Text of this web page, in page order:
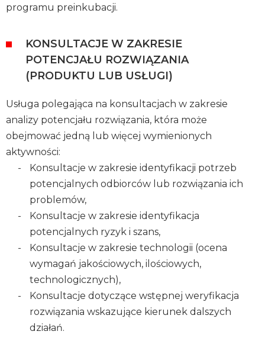
programu preinkubacji.
KONSULTACJE W ZAKRESIE
POTENCJAŁU ROZWIĄZANIA
(PRODUKTU LUB USŁUGI)
Usługa polegająca na konsultacjach w zakresie
analizy potencjału rozwiązania, która może
obejmować jedną lub więcej wymienionych
aktywności:
Konsultacje w zakresie identyfikacji potrzeb
potencjalnych odbiorców lub rozwiązania ich
problemów,
Konsultacje w zakresie identyfikacja
potencjalnych ryzyk i szans,
Konsultacje w zakresie technologii (ocena
wymagań jakościowych, ilościowych,
technologicznych),
Konsultacje dotyczące wstępnej weryfikacja
rozwiązania wskazujące kierunek dalszych
działań.